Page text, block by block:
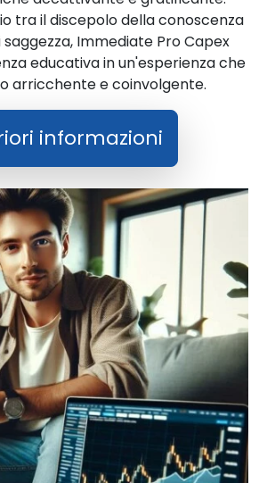
tra il discepolo della conoscenza
Immediate Pro Capex
educativa in un'esperienza che
arricchente e coinvolgente.
informazioni